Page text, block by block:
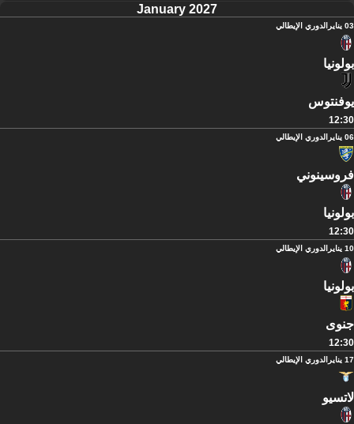
January 2027
03 يناير الدوري الإيطالي
بولونيا
يوفنتوس
12:30
06 يناير الدوري الإيطالي
فروسينوني
بولونيا
12:30
10 يناير الدوري الإيطالي
بولونيا
جنوى
12:30
17 يناير الدوري الإيطالي
لاتسيو